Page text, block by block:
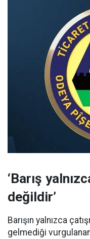
‘Barış
değildir’
Barışın yalnızca
gelmediği